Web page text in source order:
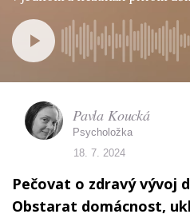
Pečovat o zdravý vývoj
Obstarat domácnost,
Pavla Koucká
Psycholožka
18. 7. 2024